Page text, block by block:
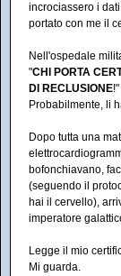
incrociassero i
portato con me il
Nell'ospedale
"CHI PORTA
DI RECLUSIONE!"
Probabilmente, li
Dopo tutta una
bofonchiavano,
(seguendo il
hai il cervello),
imperatore
Legge il mio
Mi guarda.